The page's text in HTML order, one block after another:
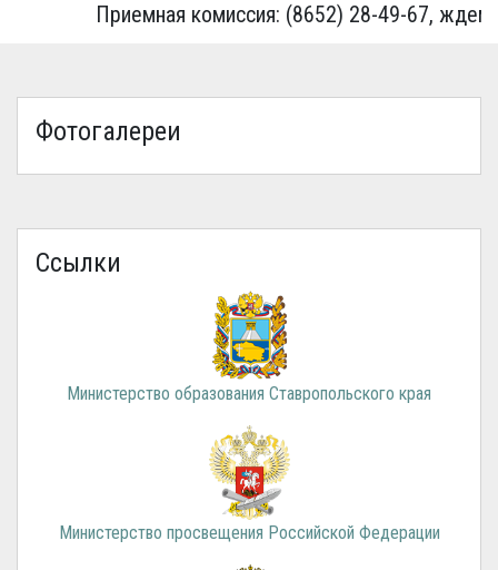
Приемная комиссия: (8652) 28-49-67, ждем
Фотогалереи
Ссылки
Министерство образования Ставропольского края
Министерство просвещения Российской Федерации